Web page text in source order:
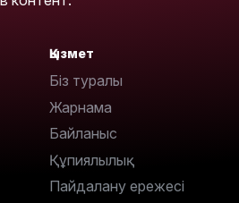
Қызмет
Біз туралы
Жарнама
Байланыс
Құпиялылық
Пайдалану ережесі